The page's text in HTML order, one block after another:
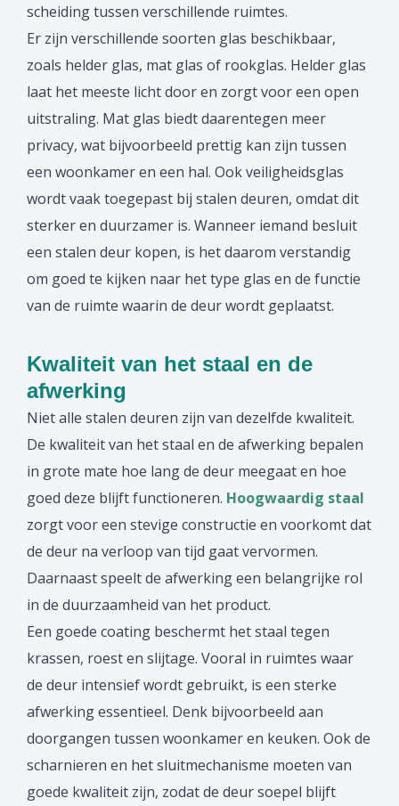
scheiding tussen verschillende ruimtes.
Er zijn verschillende soorten glas beschikbaar,
zoals helder glas, mat glas of rookglas. Helder glas
laat het meeste licht door en zorgt voor een open
uitstraling. Mat glas biedt daarentegen meer
privacy, wat bijvoorbeeld prettig kan zijn tussen
een woonkamer en een hal. Ook veiligheidsglas
wordt vaak toegepast bij stalen deuren, omdat dit
sterker en duurzamer is. Wanneer iemand besluit
een stalen deur kopen, is het daarom verstandig
om goed te kijken naar het type glas en de functie
van de ruimte waarin de deur wordt geplaatst.
Kwaliteit van het staal en de
afwerking
Niet alle stalen deuren zijn van dezelfde kwaliteit.
De kwaliteit van het staal en de afwerking bepalen
in grote mate hoe lang de deur meegaat en hoe
goed deze blijft functioneren. Hoogwaardig staal
zorgt voor een stevige constructie en voorkomt dat
de deur na verloop van tijd gaat vervormen.
Daarnaast speelt de afwerking een belangrijke rol
in de duurzaamheid van het product.
Een goede coating beschermt het staal tegen
krassen, roest en slijtage. Vooral in ruimtes waar
de deur intensief wordt gebruikt, is een sterke
afwerking essentieel. Denk bijvoorbeeld aan
doorgangen tussen woonkamer en keuken. Ook de
scharnieren en het sluitmechanisme moeten van
goede kwaliteit zijn, zodat de deur soepel blijft